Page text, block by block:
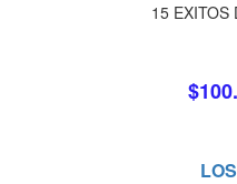
15 EXITOS